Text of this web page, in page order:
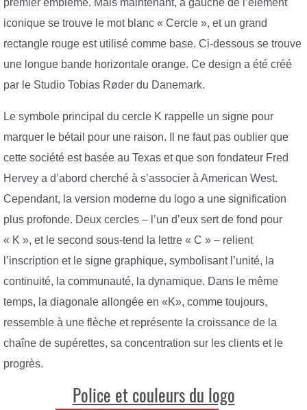
premier emblème. Mais maintenant, à gauche de l’élément
iconique se trouve le mot blanc « Cercle », et un grand
rectangle rouge est utilisé comme base. Ci-dessous se trouve
une longue bande horizontale orange. Ce design a été créé
par le Studio Tobias Røder du Danemark.
Le symbole principal du cercle K rappelle un signe pour
marquer le bétail pour une raison. Il ne faut pas oublier que
cette société est basée au Texas et que son fondateur Fred
Hervey a d’abord cherché à s’associer à American West.
Cependant, la version moderne du logo a une signification
plus profonde. Deux cercles – l’un d’eux sert de fond pour
« K », et le second sous-tend la lettre « C » – relient
l’inscription et le signe graphique, symbolisant l’unité, la
continuité, la communauté, la dynamique. Dans le même
temps, la diagonale allongée en «K», comme toujours,
ressemble à une flèche et représente la croissance de la
chaîne de supérettes, sa concentration sur les clients et le
progrès.
Police et couleurs du logo